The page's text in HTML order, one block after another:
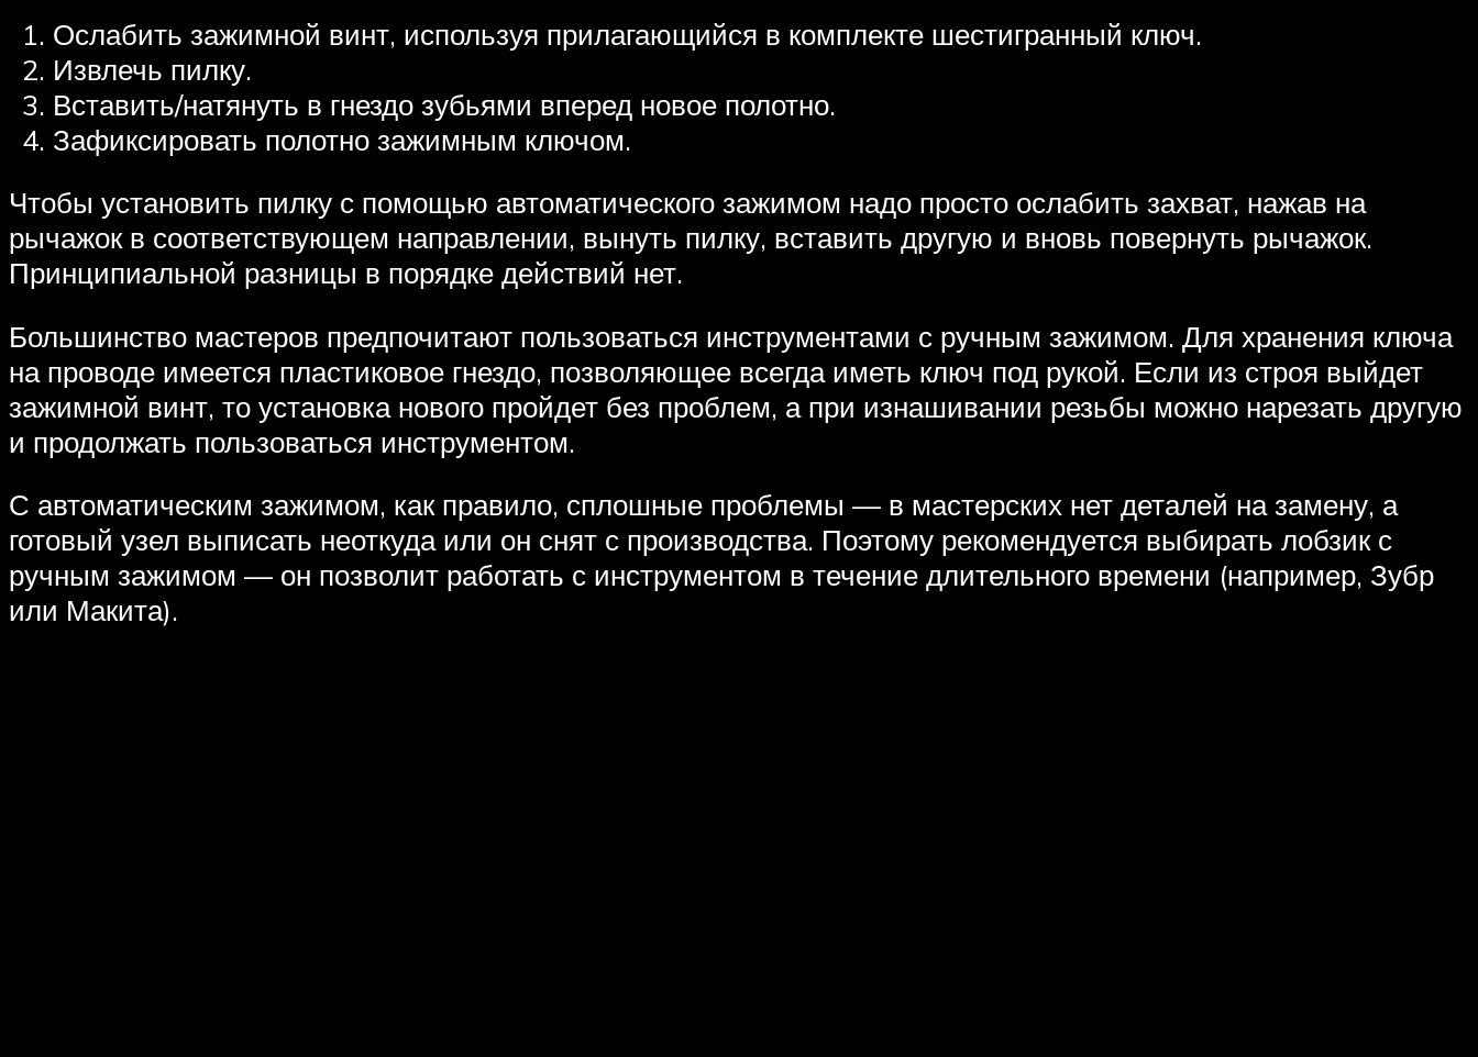
Ослабить зажимной винт, используя прилагающийся в комплекте шестигранный ключ.
Извлечь пилку.
Вставить/натянуть в гнездо зубьями вперед новое полотно.
Зафиксировать полотно зажимным ключом.
Чтобы установить пилку с помощью автоматического зажимом надо просто ослабить захват, нажав на
рычажок в соответствующем направлении, вынуть пилку, вставить другую и вновь повернуть рычажок.
Принципиальной разницы в порядке действий нет.
Большинство мастеров предпочитают пользоваться инструментами с ручным зажимом. Для хранения ключа
на проводе имеется пластиковое гнездо, позволяющее всегда иметь ключ под рукой. Если из строя выйдет
зажимной винт, то установка нового пройдет без проблем, а при изнашивании резьбы можно нарезать другую
и продолжать пользоваться инструментом.
С автоматическим зажимом, как правило, сплошные проблемы — в мастерских нет деталей на замену, а
готовый узел выписать неоткуда или он снят с производства. Поэтому рекомендуется выбирать лобзик с
ручным зажимом — он позволит работать с инструментом в течение длительного времени (например, Зубр
или Макита).